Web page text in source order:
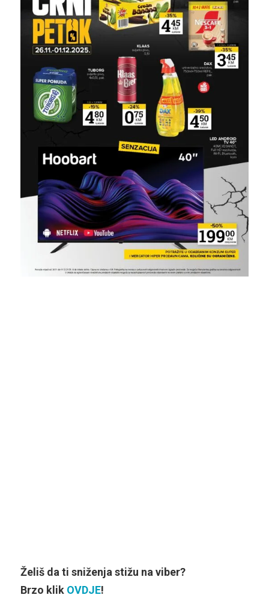
Želiš da ti sniženja stižu na viber?
Brzo klik OVDJE!